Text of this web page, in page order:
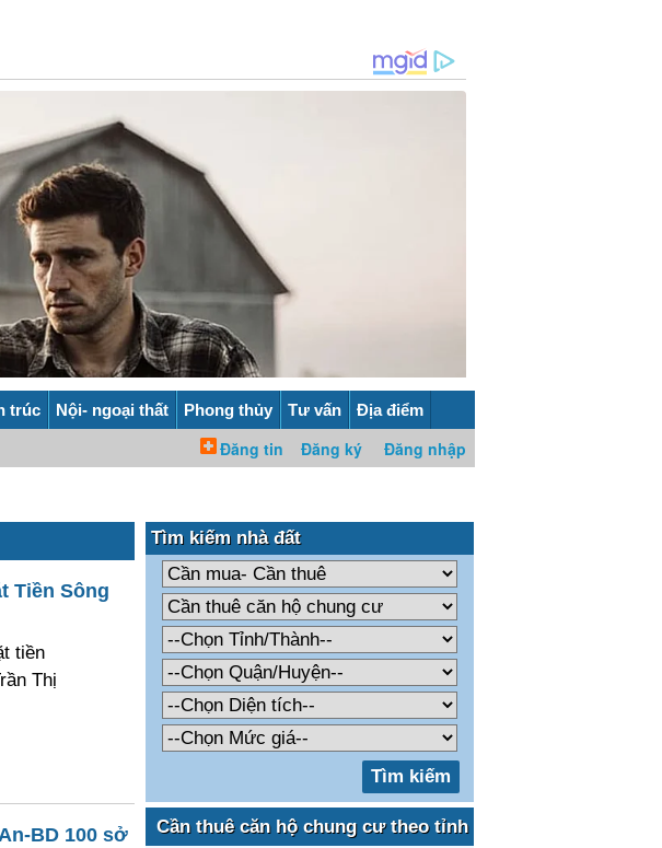
trúc Nội- ngoại thất Phong thủy Tư vấn Địa điểm
Tiền Sông
tiền
Thị
BD 100 sở
Tìm kiếm nhà đất
Cần thuê căn hộ chung cư theo tỉnh